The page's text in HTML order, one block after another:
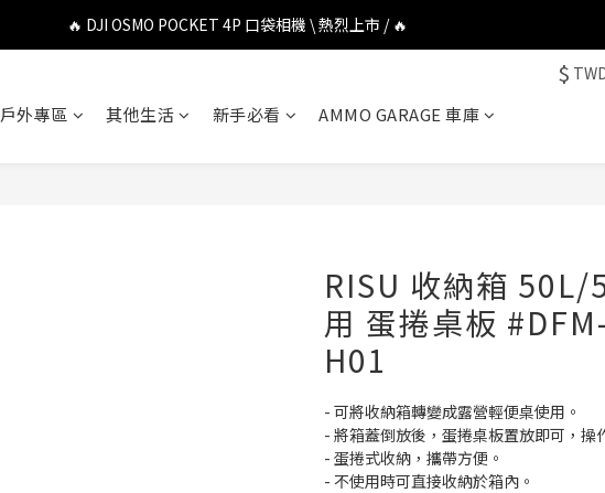
🔥 DJI OSMO POCKET 4P 口袋相機 \ 熱烈上市 / 🔥
🔥 DJI OSMO POCKET 4P 口袋相機 \ 熱烈上市 / 🔥
🔥 Insta360 GO Ultra Hello Kitty 聯名限定套裝 \ 時尚上市 / 🔥
$
戶外專區 其他生活 新手必看 AMMO GARAGE 車庫
RISU 收納箱 50L/
用 蛋捲桌板
H01
- 可將收納箱轉變成露營輕便桌使用。
- 將箱蓋倒放後，蛋捲桌板置放即可，操
- 蛋捲式收納，攜帶方便。
- 不使用時可直接收納於箱內。